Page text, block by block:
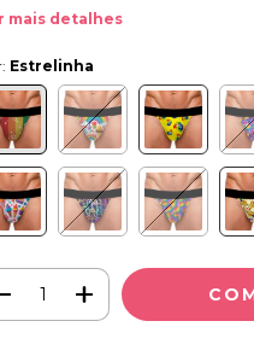
mais detalhes
Estrelinha